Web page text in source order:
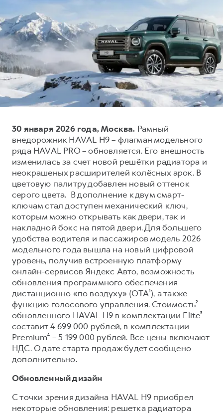
H7
от 3 799 000 ₽
H9
от 4 799 000 ₽
Тест-драйв
Трейд-ин
КРЕДИТ И СТРАХОВАНИЕ
Кредитный калькулятор
Страхование
КОРПОРАТИВНЫМ КЛИЕНТАМ
Для малого бизнеса
Корпоративным клиентам
Крупным корпоративным клиентам
Система управления автопарком
Сервис для корпоративных клиентов
HAVAL Лизинг
АКСЕССУАРЫ HAVAL
Автомобильные аксессуары
Коллекция PRO
Коллекция Базовая
Коллекция Детская
СЕРВИСНОЕ ОБСЛУЖИВАНИЕ
Нулевое ТО
Программа «Помощь на дороге»
Регламенты технического обслуживания
Электронный ПТС
GWM Безопасность
Гарантия HAVAL
Мобильное приложение GWM
Программа «HAVAL Защита+»
Руководства по эксплуатации
Подписки
АКСЕССУАРЫ HAVAL
Автомобильные аксессуары
Коллекция PRO
Коллекция Базовая
Коллекция Детская
О дилере
Контакты
Наша команда
30 января 2026 года, Москва. Рамный
внедорожник HAVAL H9 – флагман модельного
ряда HAVAL PRO – обновляется. Его внешность
изменилась за счет новой решётки радиатора и
неокрашеных расширителей колёсных арок. В
цветовую палитру добавлен новый оттенок
серого цвета. В дополнение к двум смарт-
ключам стал доступен механический ключ,
которым можно открывать как двери, так и
накладной бокс на пятой двери. Для большего
удобства водителя и пассажиров модель 2026
модельного года вышла на новый цифровой
уровень, получив встроенную платформу
онлайн-сервисов Яндекс Авто, возможность
обновления программного обеспечения
дистанционно «по воздуху» (OTA¹), а также
функцию голосового управления. Стоимость²
обновленного HAVAL H9 в комплектации Elite³
составит 4 699 000 рублей, в комплектации
Premium⁴ – 5 199 000 рублей. Все цены включают
НДС. О дате старта продаж будет сообщено
дополнительно.
Обновленный дизайн
С точки зрения дизайна HAVAL H9 приобрел
некоторые обновления: решетка радиатора